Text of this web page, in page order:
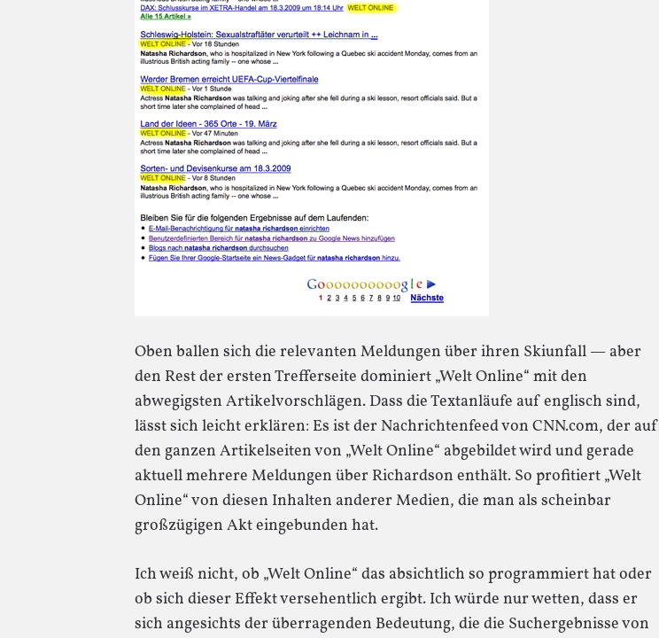
Oben ballen sich die relevanten Meldungen über ihren Skiunfall — aber
den Rest der ersten Trefferseite dominiert „Welt Online“ mit den
abwegigsten Artikelvorschlägen. Dass die Textanläufe auf englisch sind,
lässt sich leicht erklären: Es ist der Nachrichtenfeed von CNN.com, der auf
den ganzen Artikelseiten von „Welt Online“ abgebildet wird und gerade
aktuell mehrere Meldungen über Richardson enthält. So profitiert „Welt
Online“ von diesen Inhalten anderer Medien, die man als scheinbar
großzügigen Akt eingebunden hat.
Ich weiß nicht, ob „Welt Online“ das absichtlich so programmiert hat oder
ob sich dieser Effekt versehentlich ergibt. Ich würde nur wetten, dass er
sich angesichts der überragenden Bedeutung, die die Suchergebnisse von